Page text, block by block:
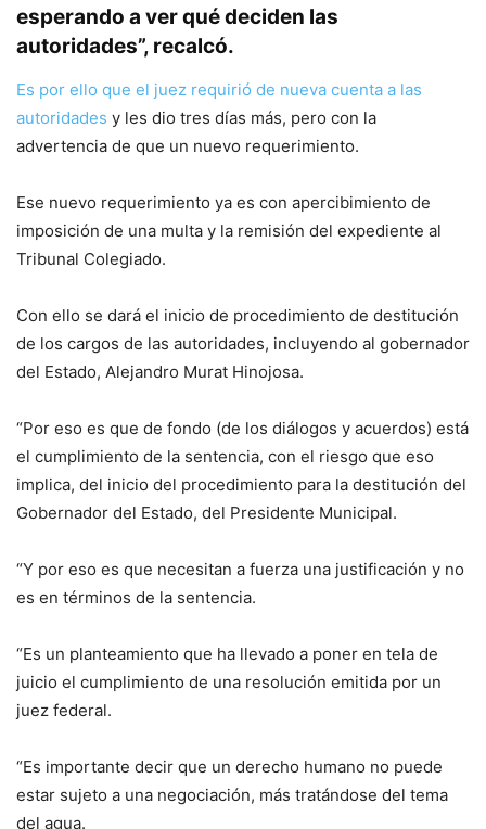
esperando a ver qué deciden las
autoridades”, recalcó.
Es por ello que el juez requirió de nueva cuenta a las
autoridades y les dio tres días más, pero con la
advertencia de que un nuevo requerimiento.
Ese nuevo requerimiento ya es con apercibimiento de
imposición de una multa y la remisión del expediente al
Tribunal Colegiado.
Con ello se dará el inicio de procedimiento de destitución
de los cargos de las autoridades, incluyendo al gobernador
del Estado, Alejandro Murat Hinojosa.
“Por eso es que de fondo (de los diálogos y acuerdos) está
el cumplimiento de la sentencia, con el riesgo que eso
implica, del inicio del procedimiento para la destitución del
Gobernador del Estado, del Presidente Municipal.
“Y por eso es que necesitan a fuerza una justificación y no
es en términos de la sentencia.
“Es un planteamiento que ha llevado a poner en tela de
juicio el cumplimiento de una resolución emitida por un
juez federal.
“Es importante decir que un derecho humano no puede
estar sujeto a una negociación, más tratándose del tema
del agua.